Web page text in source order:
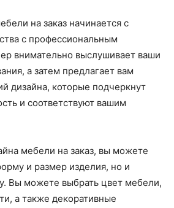
на заказ начинается с
с профессиональным
внимательно выслушивает ваши
а затем предлагает вам
дизайна, которые подчеркнут
и соответствуют вашим
мебели на заказ, вы можете
и размер изделия, но и
Вы можете выбрать цвет мебели,
а также декоративные